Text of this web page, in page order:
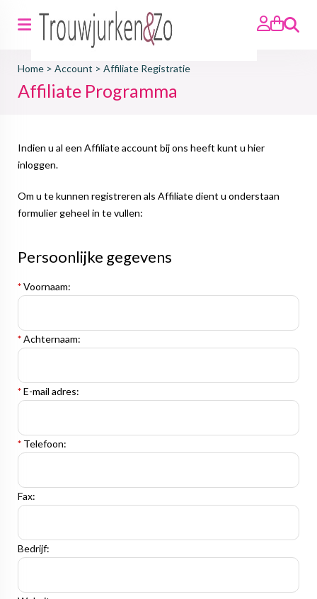
Zoeken
Home > Account > Affiliate Registratie
Affiliate Programma
Indien u al een Affiliate account bij ons heeft kunt u hier
inloggen.
Om u te kunnen registreren als Affiliate dient u onderstaan
formulier geheel in te vullen:
Persoonlijke gegevens
*Voornaam:
*Achternaam:
*E-mail adres:
* Telefoon:
Fax:
Bedrijf: